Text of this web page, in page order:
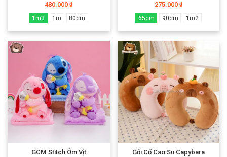
480.000₫
1m3 1m 80cm
275.000 ₫
65cm 90cm 1m2
GCM Stitch Ôm Vịt
Gối Cổ Cao Su Capybara